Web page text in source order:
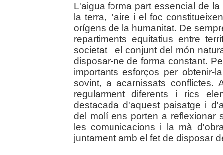
L'aigua forma part essencial de
la terra, l'aire i el foc
orígens de la humanitat. De
repartiments equitatius entre
societat i el conjunt del món
disposar-ne de forma constant.
importants esforços per obtenir-
sovint, a acarnissats conflictes.
regularment diferents i rics
destacada d'aquest paisatge i
del molí ens porten a reflexionar
les comunicacions i la mà
juntament amb el fet de disposar